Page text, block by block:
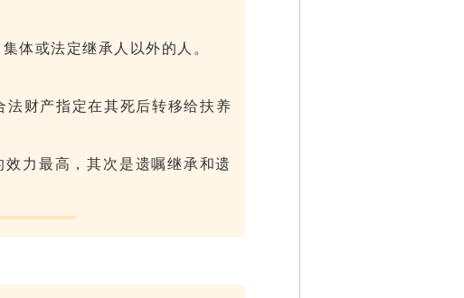
体或法定继承人以外的人。
财产指定在其死后转移给扶养
力最高，其次是遗嘱继承和遗